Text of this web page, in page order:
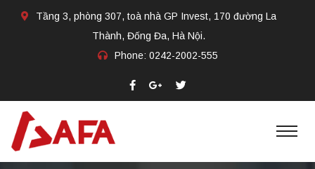
Tầng 3, phòng 307, toà nhà GP Invest, 170 đường La
Thành, Đống Đa, Hà Nội.
Phone: 0242-2002-555​